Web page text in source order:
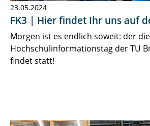
23.05.2024
FK3 | Hier findet Ihr uns auf
Morgen ist es endlich soweit: der
Hochschulinformationstag der TU
findet statt!